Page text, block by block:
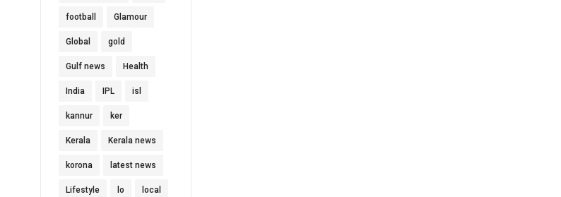
football Glamour
Global gold
Gulf news Health
India IPL isl
kannur ker
Kerala Kerala news
korona latest news
Lifestyle lo local